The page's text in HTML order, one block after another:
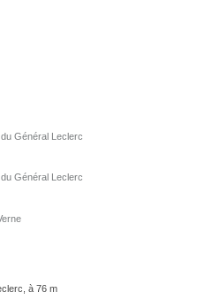
Général Leclerc
Général Leclerc
à 76 m